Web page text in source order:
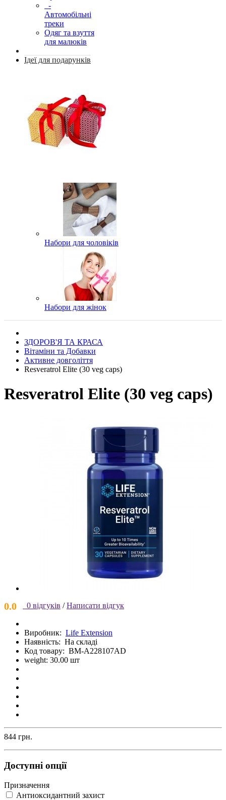
-
Автомобільні
треки
Одяг та взуття
для малюків
Ідеї для подарунків
Набори для чоловіків
Набори для жінок
ЗДОРОВ'Я ТА КРАСА
Вітаміни та Добавки
Активне довголіття
Resveratrol Elite (30 veg caps)
Resveratrol Elite (30 veg caps)
0.0 0 відгуків / Написати відгук
Виробник: Life Extension
Наявність: На складі
Код товару: BM-A228107AD
weight: 30.00 шт
844 грн.
Доступні опції
Призначення
Антиоксидантний захист